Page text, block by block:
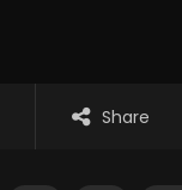
Share